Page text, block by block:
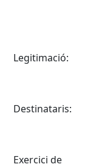
Legitimació:
Destinataris:
Exercici de